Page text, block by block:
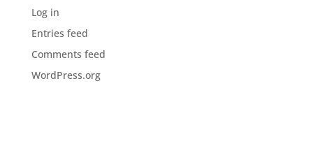
Log in
Entries feed
Comments feed
WordPress.org